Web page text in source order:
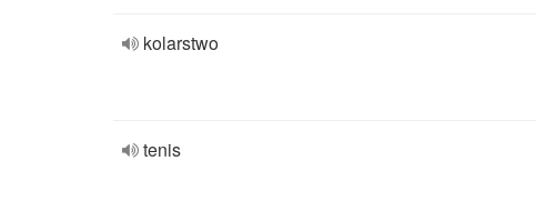
kolarstwo
tenis